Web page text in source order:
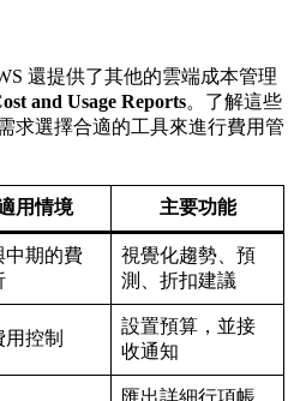
還提供了其他的雲端成本管理
and Usage Reports。了解這些
求選擇合適的工具來進行費用管
用情境 主要功能
中期的費
視覺化趨勢、預
測、折扣建議
用控制
設置預算，並接
收通知
匯出詳細行項帳